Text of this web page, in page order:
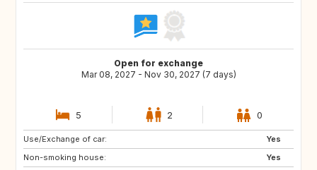
Open for exchange
Mar 08, 2027 - Nov 30, 2027 (7 days)
5 2 0
Use/Exchange of car:
Yes
Non-smoking house:
Yes
GB
NO